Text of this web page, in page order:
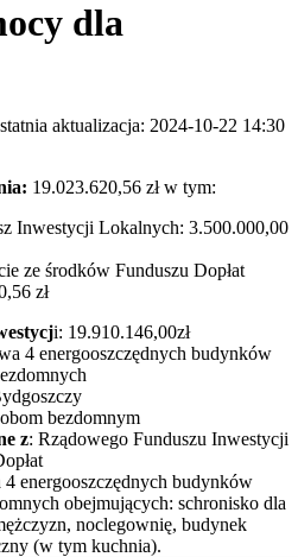
dla
aktualizacja: 2024-10-22 14:30
19.023.620,56 zł w tym:
Inwestycji Lokalnych: 3.500.000,00
ze środków Funduszu Dopłat
zł
i: 19.910.146,00zł
4 energooszczędnych budynków
bezdomnym
z: Rządowego Funduszu Inwestycji
4 energooszczędnych budynków
obejmujących: schronisko dla
noclegownię, budynek
(w tym kuchnia).